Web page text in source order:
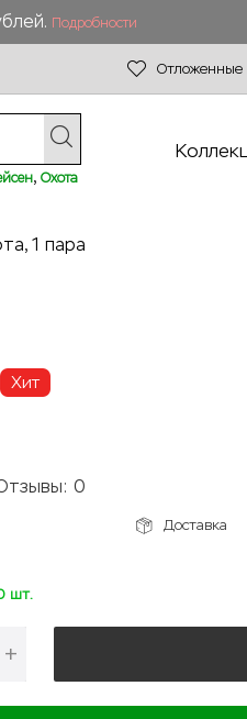
Подробности
Отложенные
, Охота
1 пара
Хит
0
Доставка
шт.
+